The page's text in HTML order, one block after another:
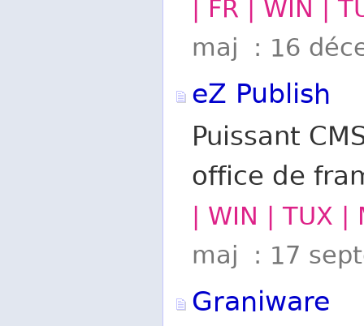
| FR | WIN |
maj : 16
eZ Publish
Puissant
office de
| WIN | TUX |
maj : 17
Graniware